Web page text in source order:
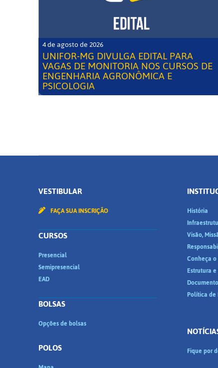
4 de agosto de 2026
UNIFOR-MG DIVULGA EDITAL PARA
VAGAS DE MONITORIA NOS CURSOS DE
ENGENHARIA AGRONÔMICA E
PSICOLOGIA
VESTIBULAR
FAÇA SUA INSCRIÇÃO
CURSOS
Presencial
Semipresencial
EAD
BOLSAS
Opções de bolsas
POLOS
História
Visão,
Conheça
Estrutura
Política
Fique por